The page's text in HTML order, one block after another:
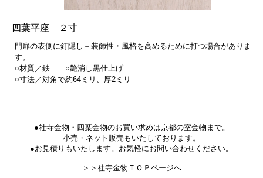
四葉平座 ２寸
門扉の表側に釘隠し＋装飾性・風格を高めるために打つ場合がありま
す。
○材質／鉄 ○艶消し黒仕上げ
○寸法／対角で約64ミリ、厚2ミリ
●社寺金物・四葉金物のお買い求めは京都の室金物まで。
小売・ネット販売もいたしております。
●お見積りもいたします。お気軽にお問い合わせください。
＞＞社寺金物ＴＯＰページへ